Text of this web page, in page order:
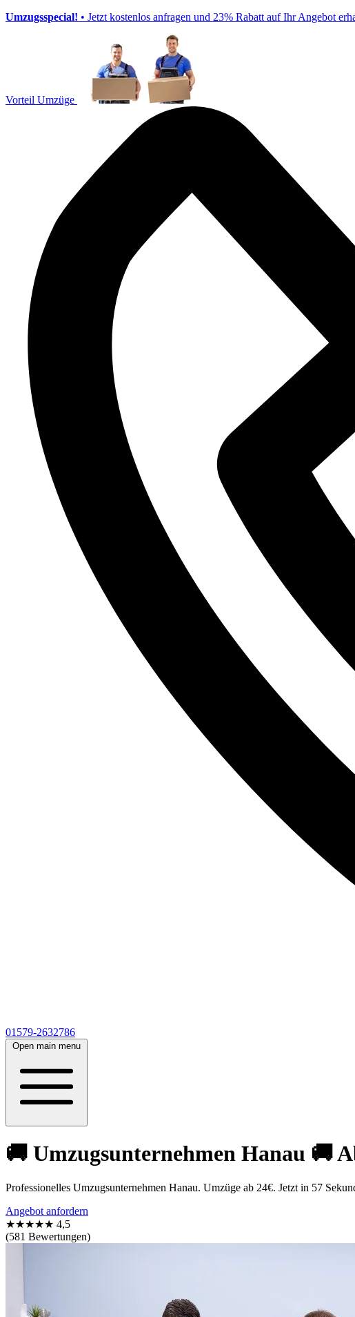
Umzugsspecial! • Jetzt kostenlos anfragen und 23% Rabatt auf Ihr Angebot
Vorteil Umzüge
01579-2632786
Open main menu
🚚 Umzugsunternehmen Hanau 🚚
Professionelles Umzugsunternehmen Hanau. Umzüge ab 24€. Jetzt in 57
Angebot anfordern
★★★★★ 4,5
(581 Bewertungen)